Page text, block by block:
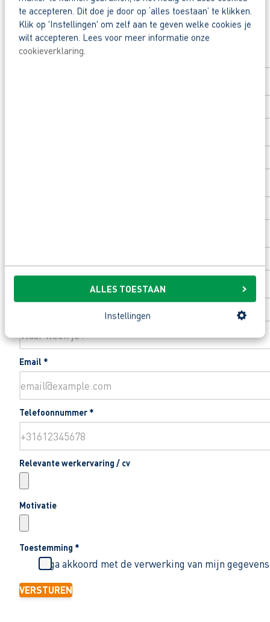
te accepteren. Dit doe je door op ‘alles toestaan’ te klikken.
Klik op 'Instellingen' om zelf aan te geven welke cookies je
wilt accepteren. Lees voor meer informatie onze
cookieverklaring.
ALLES TOESTAAN
Instellingen
Waarom solliciteren via AB Vakwerk?
Snel naar een vast contract.
Beoordeeld door flexkrachten met een 9+.
Heb je eerst nog vragen? Bel of mail dan met
Solliciteer direct
Voornaam*
Email *
Telefoonnummer *
Relevante werkervaring / cv
Motivatie
Toestemming *
Ik ga akkoord met de verwerking van mijn
VERSTUREN